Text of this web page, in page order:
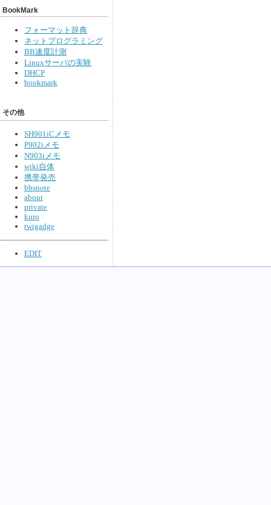
BookMark
フォーマット辞典
ネットプログラミング
BB速度計測
Linuxサーバの実験
DHCP
bookmark
その他
SH901iCメモ
P902iメモ
N903iメモ
wiki自体
携帯発売
bbsnote
about
private
kuro
twigadge
EDIT